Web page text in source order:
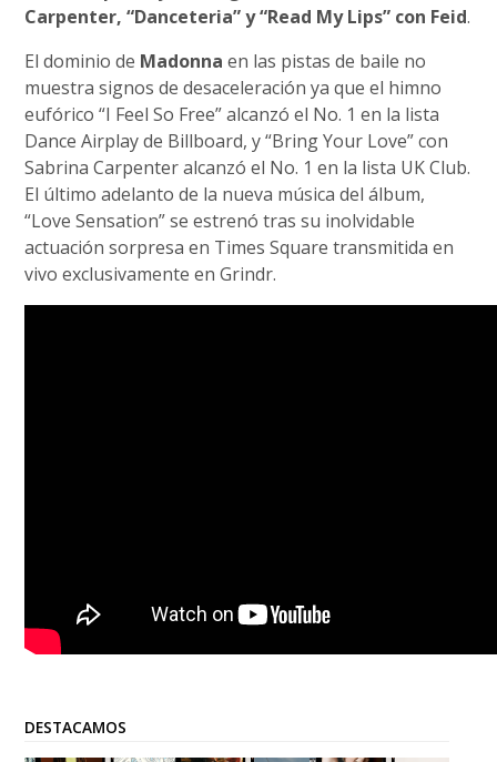
Carpenter, “Danceteria” y “Read My Lips” con Feid.
El dominio de Madonna en las pistas de baile no
muestra signos de desaceleración ya que el himno
eufórico “I Feel So Free” alcanzó el No. 1 en la lista
Dance Airplay de Billboard, y “Bring Your Love” con
Sabrina Carpenter alcanzó el No. 1 en la lista UK Club.
El último adelanto de la nueva música del álbum,
“Love Sensation” se estrenó tras su inolvidable
actuación sorpresa en Times Square transmitida en
vivo exclusivamente en Grindr.
DESTACAMOS